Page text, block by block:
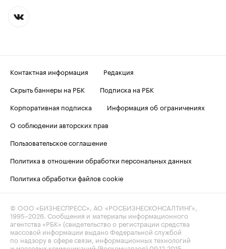
Контактная информация
Редакция
Скрыть баннеры на РБК
Подписка на РБК
Корпоративная подписка
Информация об ограничениях
О соблюдении авторских прав
Пользовательское соглашение
Политика в отношении обработки персональных данных
Политика обработки файлов cookie
© ООО «БИЗНЕСПРЕСС», АО «РОСБИЗНЕСКОНСАЛТИНГ»,
1995–2026. Сообщения и материалы информационного
агентства «РБК» (свидетельство о регистрации средства
массовой информации выдано Федеральной службой
по надзору в сфере связи, информационных технологий